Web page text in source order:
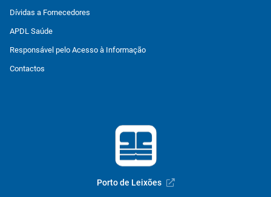
Dívidas a Fornecedores
APDL Saúde
Responsável pelo Acesso à Informação
Contactos
Porto de Leixões